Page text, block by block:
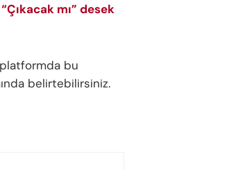
mı” desek
bu
belirtebilirsiniz.